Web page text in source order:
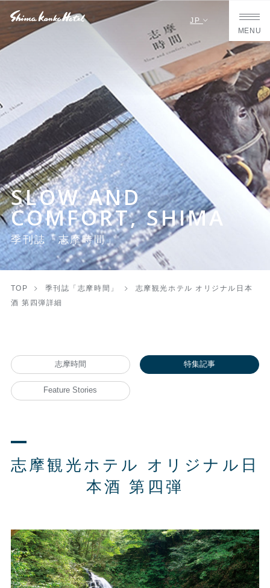
JP
MENU
SLOW AND
COMFORT, SHIMA
季刊誌「志摩時間」
TOP 季刊誌「志摩時間」
志摩観光ホテル オリジナル日本
酒 第四弾詳細
志摩時間 特集記事
Feature Stories
志摩観光ホテル オリジナル日
本酒 第四弾